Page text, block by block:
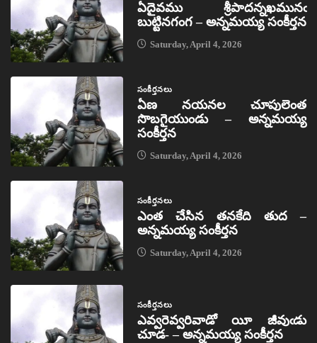
ఏదైవము శ్రీపాదన్నఖమునఁ
బుట్టినగంగ – అన్నమయ్య సంకీర్తన
Saturday, April 4, 2026
సంకీర్తనలు
ఏణ నయనల చూపులెంత
సొబగైయుండు – అన్నమయ్య
సంకీర్తన
Saturday, April 4, 2026
సంకీర్తనలు
ఎంత చేసిన తనకేది తుద –
అన్నమయ్య సంకీర్తన
Saturday, April 4, 2026
సంకీర్తనలు
ఎవ్వరెవ్వరివాడో యీ జీవుఁడు
చూడ- – అన్నమయ్య సంకీర్తన